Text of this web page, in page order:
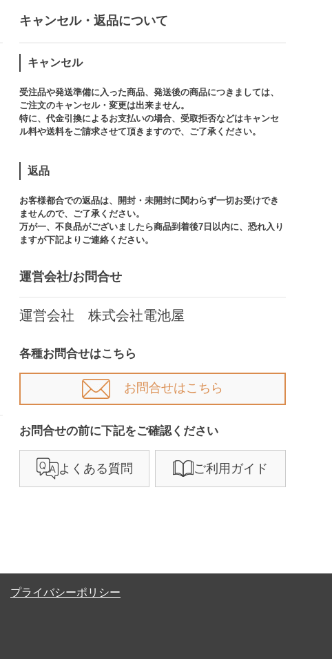
キャンセル・返品について​
キャンセル
受注品や発送準備に入った商品、発送後の商品につきましては、
ご注文のキャンセル・変更は出来ません。​
特に、代金引換によるお支払いの場合、受取拒否などはキャンセ
ル料や送料をご請求させて頂きますので、ご了承ください。​
返品
お客様都合での返品は、開封・未開封に関わらず一切お受けでき
ませんので、ご了承ください。​​
万が一、不良品がございましたら商品到着後7日以内に、恐れ入り
ますが下記よりご連絡ください。
運営会社/お問合せ​
運営会社 株式会社電池屋
各種お問合せはこちら
お問合せはこちら
お問合せの前に下記をご確認ください​
よくある質問 ご利用ガイド
プライバシーポリシー